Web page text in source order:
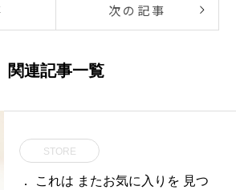
次の記事
関連記事一覧
STORE
． これは またお気に入りを 見つ